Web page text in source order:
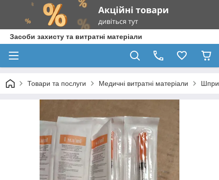
Засоби захисту та витратні матеріали
Товари та послуги Медичні витратні матеріали